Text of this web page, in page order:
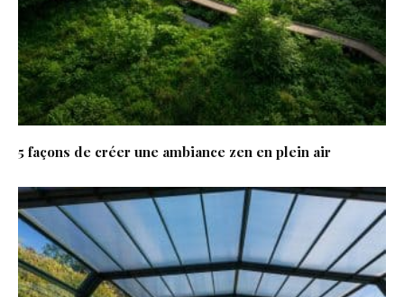
5 façons de créer une ambiance zen en plein air